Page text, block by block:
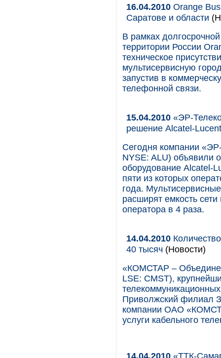
16.04.2010 Orange
Саратове и области
В рамках
территории России
техническое
мультисервисную
запустив в
телефонной связи.
15.04.2010 «ЭР-
решение Alcatel-Lucent
Сегодня компании
NYSE: ALU) объявили
оборудование Alcatel-
пяти из которых
года.
расширят емкость
оператора в 4 раза.
14.04.2010
40 тысяч (Новости)
«КОМСТАР –
LSE: CMST),
Приволжский филиал
компании ОАО
услуги кабельного
14.04.2010 «ТТК-